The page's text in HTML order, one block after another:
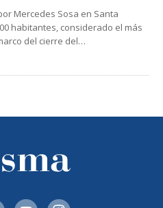
Mercedes Sosa en Santa
habitantes, considerado el más
del cierre del…